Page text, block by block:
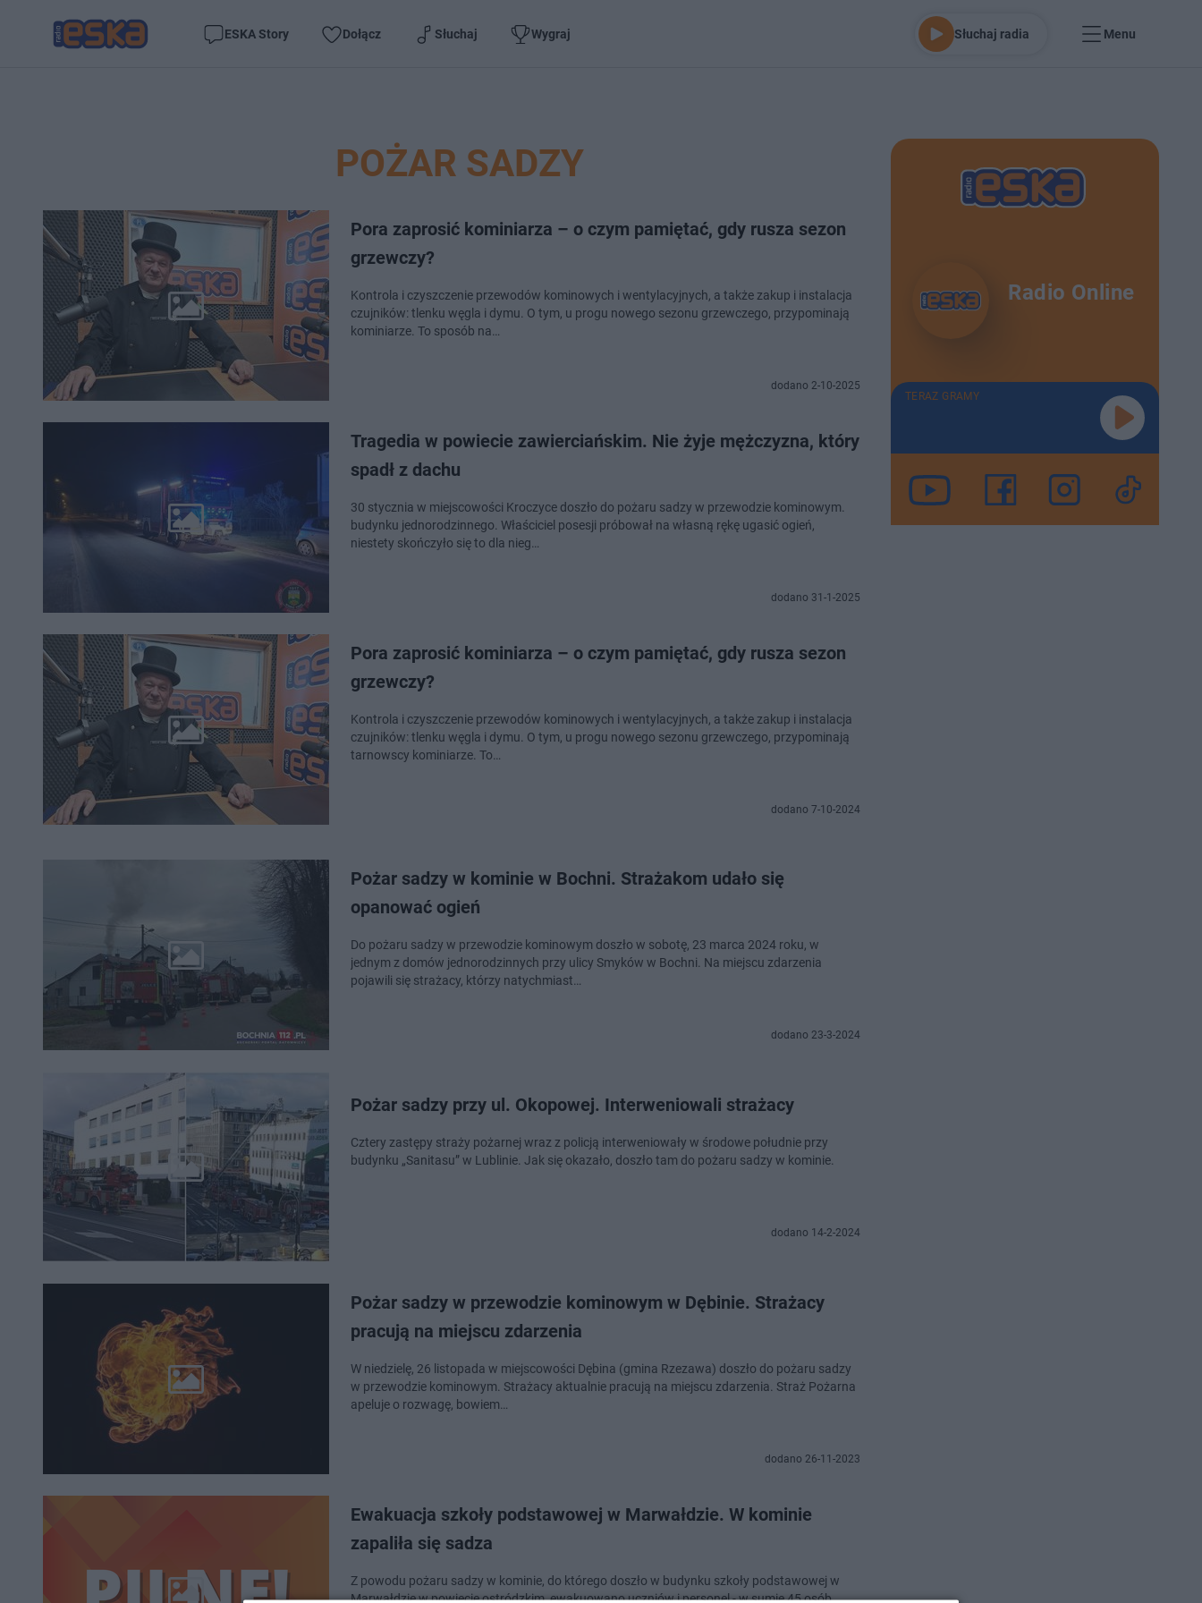
ESKA Story Dołącz Słuchaj Wygraj Słuchaj radia Menu
POŻAR SADZY
Pora zaprosić kominiarza – o czym pamiętać, gdy rusza sezon
grzewczy?
Kontrola i czyszczenie przewodów kominowych i wentylacyjnych, a także zakup i instalacja
czujników: tlenku węgla i dymu. O tym, u progu nowego sezonu grzewczego, przypominają
kominiarze. To sposób na…
dodano 2-10-2025
Tragedia w powiecie zawierciańskim. Nie żyje mężczyzna, który
spadł z dachu
30 stycznia w miejscowości Kroczyce doszło do pożaru sadzy w przewodzie kominowym.
budynku jednorodzinnego. Właściciel posesji próbował na własną rękę ugasić ogień,
niestety skończyło się to dla nieg…
dodano 31-1-2025
Pora zaprosić kominiarza – o czym pamiętać, gdy rusza sezon
grzewczy?
Kontrola i czyszczenie przewodów kominowych i wentylacyjnych, a także zakup i instalacja
czujników: tlenku węgla i dymu. O tym, u progu nowego sezonu grzewczego, przypominają
tarnowscy kominiarze. To…
dodano 7-10-2024
Pożar sadzy w kominie w Bochni. Strażakom udało się
opanować ogień
Do pożaru sadzy w przewodzie kominowym doszło w sobotę, 23 marca 2024 roku, w
jednym z domów jednorodzinnych przy ulicy Smyków w Bochni. Na miejscu zdarzenia
pojawili się strażacy, którzy natychmiast…
dodano 23-3-2024
Pożar sadzy przy ul. Okopowej. Interweniowali strażacy
Cztery zastępy straży pożarnej wraz z policją interweniowały w środowe południe przy
budynku „Sanitasu” w Lublinie. Jak się okazało, doszło tam do pożaru sadzy w kominie.
dodano 14-2-2024
Pożar sadzy w przewodzie kominowym w Dębinie. Strażacy
pracują na miejscu zdarzenia
W niedzielę, 26 listopada w miejscowości Dębina (gmina Rzezawa) doszło do pożaru sadzy
w przewodzie kominowym. Strażacy aktualnie pracują na miejscu zdarzenia. Straż Pożarna
apeluje o rozwagę, bowiem…
dodano 26-11-2023
Ewakuacja szkoły podstawowej w Marwałdzie. W kominie
zapaliła się sadza
Z powodu pożaru sadzy w kominie, do którego doszło w budynku szkoły podstawowej w
Marwałdzie w powiecie ostródzkim, ewakuowano uczniów i personel - w sumie 45 osób.
Radio Online
TERAZ GRAMY